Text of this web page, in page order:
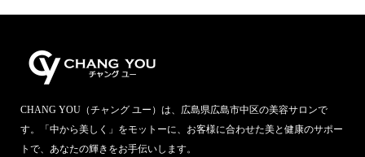
CHANG YOU（チャング ユー）は、広島県広島市中区の美容サロンで
す。「中から美しく」をモットーに、お客様に合わせた美と健康のサポー
トで、あなたの輝きをお手伝いします。